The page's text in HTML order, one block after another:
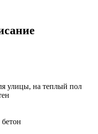
улицы, на теплый пол